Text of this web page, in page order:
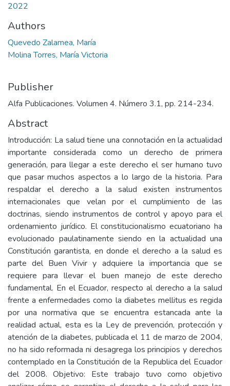
2022
Authors
Quevedo Zalamea, María
Molina Torres, María Victoria
Publisher
Alfa Publicaciones. Volumen 4. Número 3.1, pp. 214-234.
Abstract
Introducción: La salud tiene una connotación en la actualidad
importante considerada como un derecho de primera
generación, para llegar a este derecho el ser humano tuvo
que pasar muchos aspectos a lo largo de la historia. Para
respaldar el derecho a la salud existen instrumentos
internacionales que velan por el cumplimiento de las
doctrinas, siendo instrumentos de control y apoyo para el
ordenamiento jurídico. El constitucionalismo ecuatoriano ha
evolucionado paulatinamente siendo en la actualidad una
Constitución garantista, en donde el derecho a la salud es
parte del Buen Vivir y adquiere la importancia que se
requiere para llevar el buen manejo de este derecho
fundamental. En el Ecuador, respecto al derecho a la salud
frente a enfermedades como la diabetes mellitus es regida
por una normativa que se encuentra estancada ante la
realidad actual, esta es la Ley de prevención, protección y
atención de la diabetes, publicada el 11 de marzo de 2004,
no ha sido reformada ni desagrega los principios y derechos
contemplado en la Constitución de la Republica del Ecuador
del 2008. Objetivo: Este trabajo tuvo como objetivo